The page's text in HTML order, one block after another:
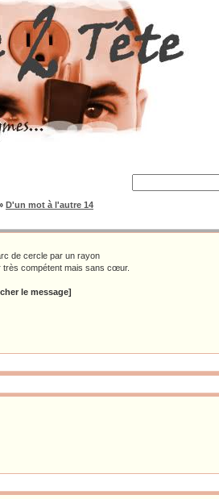
D'un mot à l'autre 14
de cercle par un rayon
très compétent mais sans cœur.
le message]